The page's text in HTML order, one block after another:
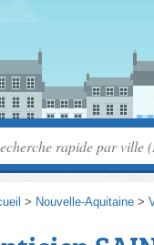
> Nouvelle-Aquitaine >